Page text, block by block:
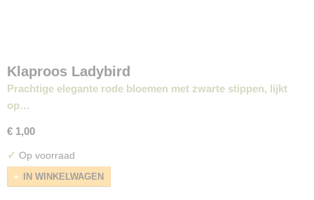
Klaproos Ladybird
Prachtige elegante rode bloemen met zwarte stippen, lijkt
op…
€ 1,00
✓ Op voorraad
IN WINKELWAGEN